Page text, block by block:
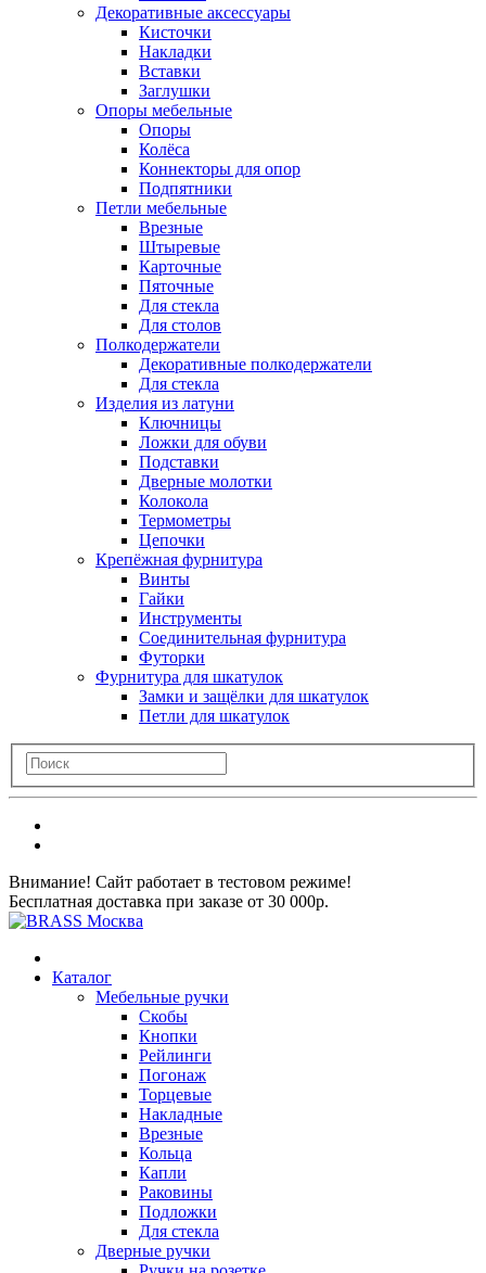
Декоративные аксессуары
Кисточки
Накладки
Вставки
Заглушки
Опоры мебельные
Опоры
Колёса
Коннекторы для опор
Подпятники
Петли мебельные
Врезные
Штыревые
Карточные
Пяточные
Для стекла
Для столов
Полкодержатели
Декоративные полкодержатели
Для стекла
Изделия из латуни
Ключницы
Ложки для обуви
Подставки
Дверные молотки
Колокола
Термометры
Цепочки
Крепёжная фурнитура
Винты
Гайки
Инструменты
Соединительная фурнитура
Футорки
Фурнитура для шкатулок
Замки и защёлки для шкатулок
Петли для шкатулок
Внимание! Сайт работает в тестовом режиме!
Бесплатная доставка при заказе от 30 000р.
Каталог
Мебельные ручки
Скобы
Кнопки
Рейлинги
Погонаж
Торцевые
Накладные
Врезные
Кольца
Капли
Раковины
Подложки
Для стекла
Дверные ручки